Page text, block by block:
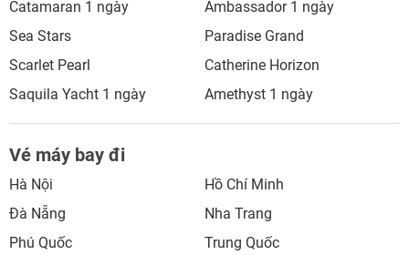
Catamaran 1 ngày
Ambassador 1 ngày
Sea Stars
Paradise Grand
Scarlet Pearl
Catherine Horizon
Saquila Yacht 1 ngày
Amethyst 1 ngày
Vé máy bay đi
Hà Nội
Hồ Chí Minh
Đà Nẵng
Nha Trang
Phú Quốc
Trung Quốc